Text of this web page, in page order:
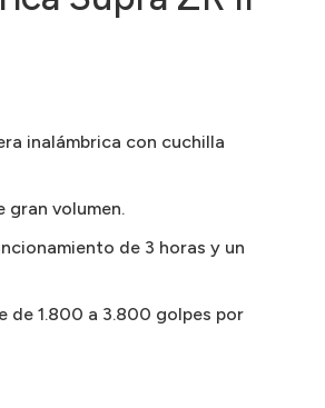
inalámbrica con cuchilla
volumen.
de 3 horas y un
1.800 a 3.800 golpes por